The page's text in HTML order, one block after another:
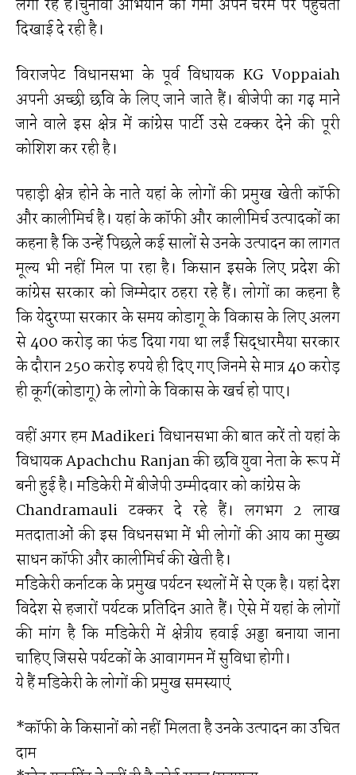
लगा रहे हैं।चुनावी अभियान की गर्मी अपने चरम पर पहुंचती
दिखाई दे रही है।
विराजपेट विधानसभा के पूर्व विधायक KG Voppaiah
अपनी अच्छी छवि के लिए जाने जाते हैं। बीजेपी का गढ़ माने
जाने वाले इस क्षेत्र में कांग्रेस पार्टी उसे टक्कर देने की पूरी
कोशिश कर रही है।
पहाड़ी क्षेत्र होने के नाते यहां के लोगों की प्रमुख खेती कॉफी
और कालीमिर्च है। यहां के कॉफी और कालीमिर्च उत्पादकों का
कहना है कि उन्हें पिछले कई सालों से उनके उत्पादन का लागत
मूल्य भी नहीं मिल पा रहा है। किसान इसके लिए प्रदेश की
कांग्रेस सरकार को जिम्मेदार ठहरा रहे हैं। लोगों का कहना है
कि येदुरप्पा सरकार के समय कोडागू के विकास के लिए अलग
से 400 करोड़ का फंड दिया गया था लईं सिद्धारमैया सरकार
के दौरान 250 करोड़ रुपये ही दिए गए जिनमे से मात्र 40 करोड़
ही कूर्ग(कोडागू) के लोगो के विकास के खर्च हो पाए।
वहीं अगर हम Madikeri विधानसभा की बात करें तो यहां के
विधायक Apachchu Ranjan की छवि युवा नेता के रूप में
बनी हुई है। मडिकेरी में बीजेपी उम्मीदवार को कांग्रेस के
Chandramauli टक्कर दे रहे हैं। लगभग 2 लाख
मतदाताओं की इस विधनसभा में भी लोगों की आय का मुख्य
साधन कॉफी और कालीमिर्च की खेती है।
मडिकेरी कर्नाटक के प्रमुख पर्यटन स्थलों में से एक है। यहां देश
विदेश से हजारों पर्यटक प्रतिदिन आते हैं। ऐसे में यहां के लोगों
की मांग है कि मडिकेरी में क्षेत्रीय हवाई अड्डा बनाया जाना
चाहिए जिससे पर्यटकों के आवागमन में सुविधा होगी।
ये हैं मडिकेरी के लोगों की प्रमुख समस्याएं
*कॉफी के किसानों को नहीं मिलता है उनके उत्पादन का उचित
दाम